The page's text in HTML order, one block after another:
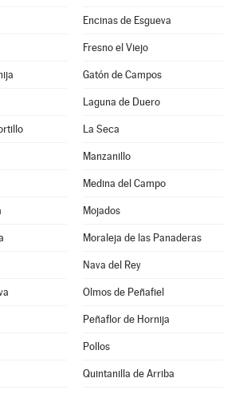
Encinas de Esgueva
Fresno el Viejo
Gatón de Campos
Laguna de Duero
La Seca
Manzanillo
Medina del Campo
Mojados
Moraleja de las Panaderas
Nava del Rey
Olmos de Peñafiel
Peñaflor de Hornija
Pollos
Quintanilla de Arriba